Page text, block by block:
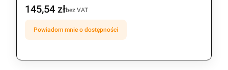
Cena
145,54 złbez VAT
Powiadom mnie o dostępności